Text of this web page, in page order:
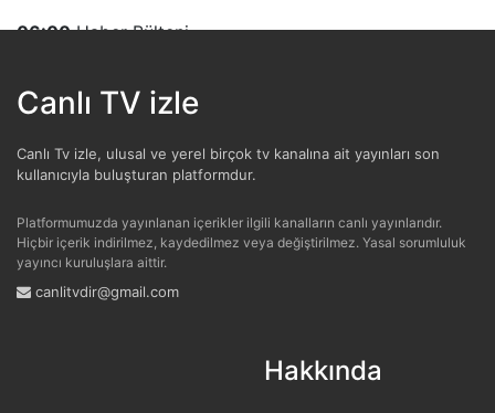
06:00Haber Bülteni
07:00 Haber Bülteni
07:35 Gece Gündüz
08:00Haber Bülteni
08:55Hava Durumu
Canlı TV izle
Canlı Tv izle, ulusal ve yerel birçok tv kanalına ait yayınları son
kullanıcıyla buluşturan platformdur.
Platformumuzda yayınlanan içerikler ilgili kanalların canlı yayınlarıdır.
Hiçbir içerik indirilmez, kaydedilmez veya değiştirilmez. Yasal sorumluluk
yayıncı kuruluşlara aittir.
canlitvdir@gmail.com
Hakkında